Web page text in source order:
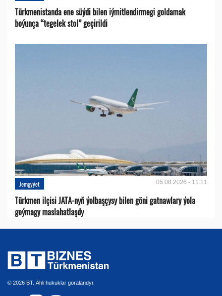
Türkmenistanda ene süýdi bilen iýmitlendirmegi goldamak
boýunça “tegelek stol” geçirildi
Jemgyýet 05.08.2026 - 11:11
Türkmen ilçisi JATA-nyň ýolbaşçysy bilen göni gatnawlary ýola
goýmagy maslahatlaşdy
© 2026 BT. Ähli hukuklar goralandyr.